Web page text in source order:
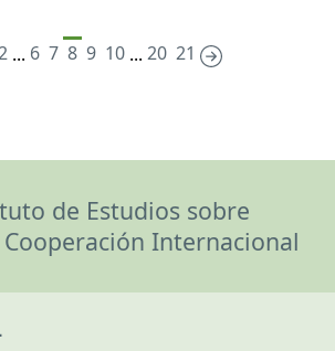
... 6 7 8 9 10 ... 20 21
de Estudios sobre
Internacional